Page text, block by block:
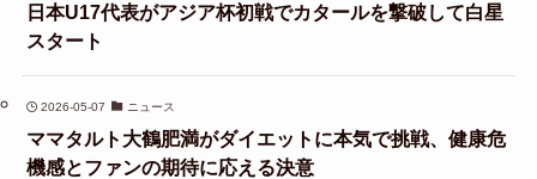
日本U17代表がアジア杯初戦でカタールを撃破して白星
スタート
2026-05-07 ニュース
ママタルト大鶴肥満がダイエットに本気で挑戦、健康危
機感とファンの期待に応える決意